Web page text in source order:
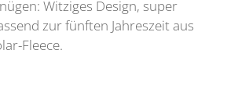
Witziges Design, super
zur fünften Jahreszeit aus
Fleece.